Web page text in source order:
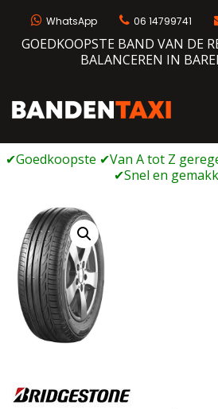
WhatsApp 06 14799741
GOEDKOOPSTE BAND VAN DE
BALANCEREN IN